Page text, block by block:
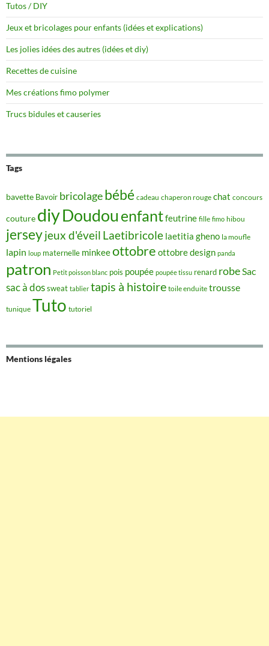
Tutos / DIY
Jeux et bricolages pour enfants (idées et explications)
Les jolies idées des autres (idées et diy)
Recettes de cuisine
Mes créations fimo polymer
Trucs bidules et causeries
Tags
bavette Bavoir bricolagebébé cadeau chaperon rouge chat concours
couture diyDoudou enfantfeutrine fille fimo hibou
jerseyjeux d'éveil Laetibricole laetitia gheno la moufle
lapin loup maternelle minkeeottobre ottobre design panda
patron Petit poisson blanc pois poupée poupée tissu renard robeSac
sac à dossweat tablier tapis à histoire toile enduite trousse
tunique Tuto tutoriel
Mentions légales